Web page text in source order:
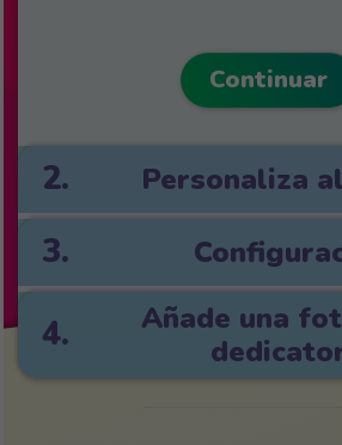
Continuar
2. Personaliza
3.
4.
Añade una